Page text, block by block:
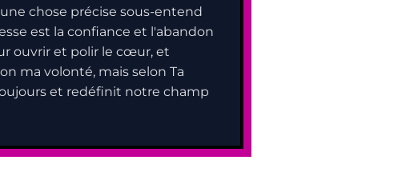
chose précise sous-entend
est la confiance et l'abandon
ouvrir et polir le cœur, et
ma volonté, mais selon Ta
et redéfinit notre champ